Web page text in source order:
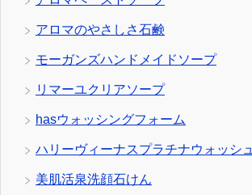
アロマのやさしさ石鹸
モーガンズハンドメイドソープ
リマーユクリアソープ
hasウォッシングフォーム
ハリーヴィーナスプラチナウォッシュ
美肌活泉洗顔石けん